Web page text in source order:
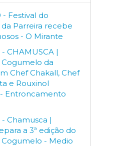
- Festival do
Parreira recebe
- O Mirante
CHAMUSCA |
Cogumelo da
Chef Chakall, Chef
e Rouxinol
Entroncamento
- Chamusca |
a 3ª edição do
Cogumelo - Medio